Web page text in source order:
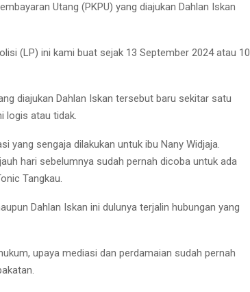
Utang (PKPU) yang diajukan Dahlan Iskan
(LP) ini kami buat sejak 13 September 2024 atau 10
diajukan Dahlan Iskan tersebut baru sekitar satu
logis atau tidak.
yang sengaja dilakukan untuk ibu Nany Widjaja.
hari sebelumnya sudah pernah dicoba untuk ada
Tangkau.
Dahlan Iskan ini dulunya terjalin hubungan yang
upaya mediasi dan perdamaian sudah pernah